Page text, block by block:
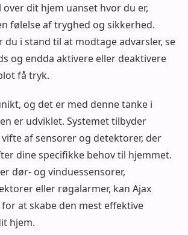
dit hjem uanset hvor du er,
følelse af tryghed og sikkerhed.
du i stand til at modtage advarsler, se
og endda aktivere eller deaktivere
få tryk.
og det er med denne tanke i
er udviklet. Systemet tilbyder
af sensorer og detektorer, der
dine specifikke behov til hjemmet.
dør- og vinduessensorer,
eller røgalarmer, kan Ajax
at skabe den mest effektive
hjem.